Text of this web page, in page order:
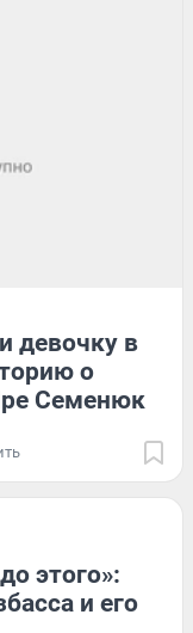
девочку в
о
Семенюк
этого»:
и его